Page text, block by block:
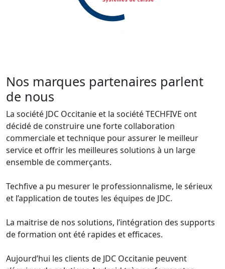
Nos marques partenaires parlent
de nous
La société JDC Occitanie et la société TECHFIVE ont
décidé de construire une forte collaboration
commerciale et technique pour assurer le meilleur
service et offrir les meilleures solutions à un large
ensemble de commerçants.
Techfive a pu mesurer le professionnalisme, le sérieux
et l’application de toutes les équipes de JDC.
La maitrise de nos solutions, l’intégration des supports
de formation ont été rapides et efficaces.
Aujourd’hui les clients de JDC Occitanie peuvent